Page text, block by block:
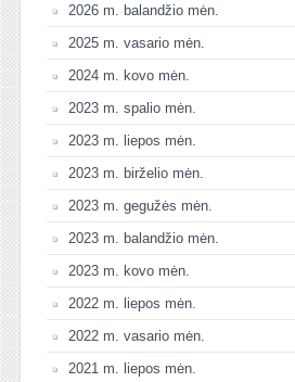
2026 m. balandžio mėn.
2025 m. vasario mėn.
2024 m. kovo mėn.
2023 m. spalio mėn.
2023 m. liepos mėn.
2023 m. birželio mėn.
2023 m. gegužės mėn.
2023 m. balandžio mėn.
2023 m. kovo mėn.
2022 m. liepos mėn.
2022 m. vasario mėn.
2021 m. liepos mėn.